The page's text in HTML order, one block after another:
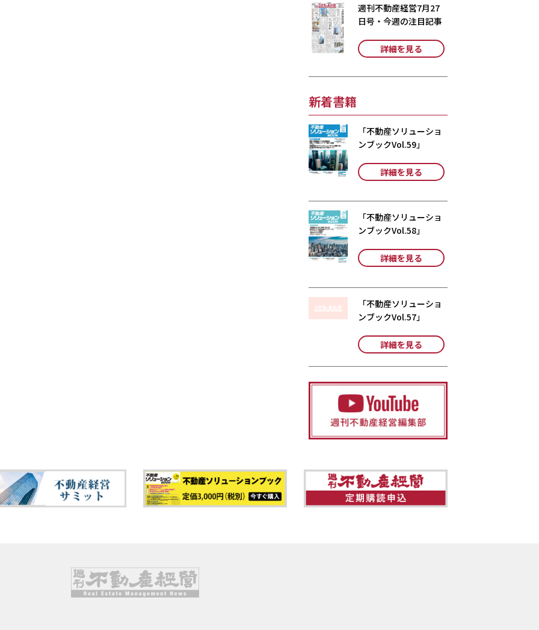
週刊不動産経営7月27
日号・今週の注目記事
詳細を見る
新着書籍
「不動産ソリューショ
ンブックVol.59」
詳細を見る
「不動産ソリューショ
ンブックVol.58」
詳細を見る
「不動産ソリューショ
ンブックVol.57」
詳細を見る